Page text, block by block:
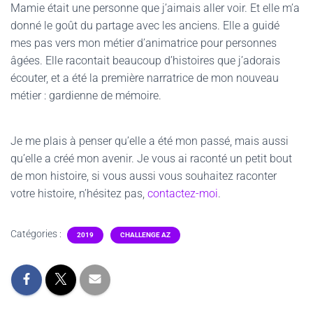
Mamie était une personne que j’aimais aller voir. Et elle m’a
donné le goût du partage avec les anciens. Elle a guidé
mes pas vers mon métier d’animatrice pour personnes
âgées. Elle racontait beaucoup d’histoires que j’adorais
écouter, et a été la première narratrice de mon nouveau
métier : gardienne de mémoire.
Je me plais à penser qu’elle a été mon passé, mais aussi
qu’elle a créé mon avenir. Je vous ai raconté un petit bout
de mon histoire, si vous aussi vous souhaitez raconter
votre histoire, n’hésitez pas, contactez-moi.
Catégories : 2019 CHALLENGE AZ